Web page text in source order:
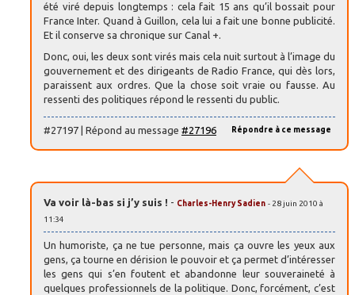
été viré depuis longtemps : cela fait 15 ans qu’il bossait pour
France Inter. Quand à Guillon, cela lui a fait une bonne publicité.
Et il conserve sa chronique sur Canal +.
Donc, oui, les deux sont virés mais cela nuit surtout à l’image du
gouvernement et des dirigeants de Radio France, qui dès lors,
paraissent aux ordres. Que la chose soit vraie ou fausse. Au
ressenti des politiques répond le ressenti du public.
Répondre à ce message
#27197 | Répond au message #27196
Va voir là-bas si j’y suis ! - Charles-Henry Sadien - 28 juin 2010 à
11:34
Un humoriste, ça ne tue personne, mais ça ouvre les yeux aux
gens, ça tourne en dérision le pouvoir et ça permet d’intéresser
les gens qui s’en foutent et abandonne leur souveraineté à
quelques professionnels de la politique. Donc, forcément, c’est